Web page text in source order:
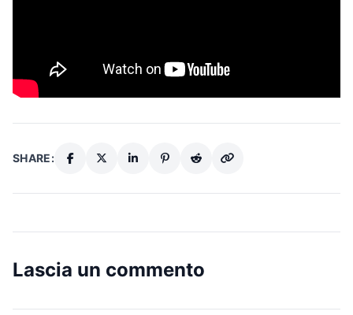
SHARE:
Lascia un commento